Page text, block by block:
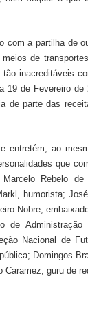
com a partilha de
de
inacreditáveis
19 de Fevereiro de
de parte das
entretém, ao
que
Rebelo de
humorista;
Nobre,
de Administração
Nacional de
Domingos
guru de